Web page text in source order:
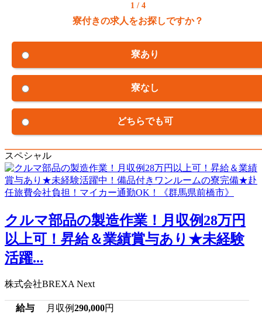
1 / 4
寮付きの求人をお探しですか？
寮あり
寮なし
どちらでも可
スペシャル
クルマ部品の製造作業！月収例28万円
以上可！昇給＆業績賞与あり★未経験
活躍...
株式会社BREXA Next
給与 月収例290,000円